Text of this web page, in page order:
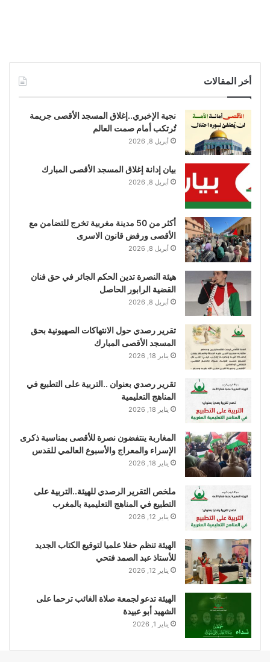
أخر المقالات
نجية الإخبري..إغلاق المسجد الأقصى جريمة
تُرتكب أمام صمت العالم
أبريل 8, 2026
بيان إدانة إغلاق المسجد الأقصى المبارك
أبريل 8, 2026
أكثر من 50 مدينة مغربية تخرج للتضامن مع
الأقصى ورفض قانون الاسرى
أبريل 8, 2026
هيئة النصرة تدين الحكم الجائر في حق فنان
القضية الرابور الحاصل
أبريل 8, 2026
تقرير رصدي حول الانتهاكات الصهيونية بحق
المسجد الأقصى المبارك
يناير 18, 2026
تقرير رصدي بعنوان ..التربية على التطبيع في
المناهج التعليمية
يناير 18, 2026
المغاربة ينتفضون نصرة للأقصى بمناسبة ذكرى
الإسراء والمعراج والأسبوع العالمي للقدس
يناير 18, 2026
ملخص التقرير الرصدي للهيئة..التربية على
التطبيع في المناهج التعليمية بالمغرب
يناير 12, 2026
الهيئة تنظم حفلا علميا لتوقيع الكتاب الجديد
للأستاذ عبد الصمد فتحي
يناير 12, 2026
الهيئة تدعو لجمعة صلاة الغائب ترحما على
الشهيد أبو عبيدة
يناير 1, 2026